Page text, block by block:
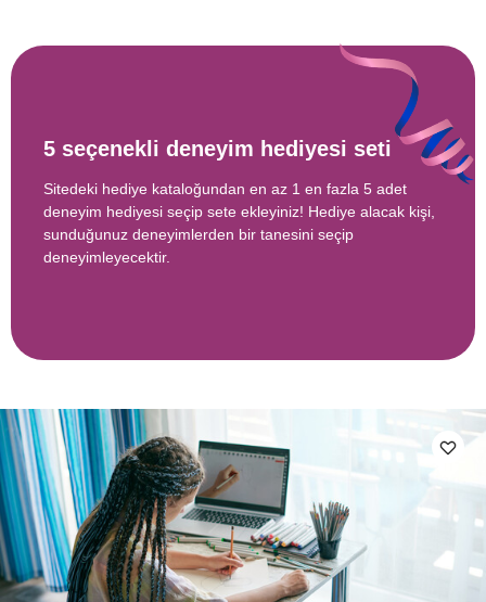
5 seçenekli deneyim hediyesi seti
Sitedeki hediye kataloğundan en az 1 en fazla 5 adet
deneyim hediyesi seçip sete ekleyiniz! Hediye alacak kişi,
sunduğunuz deneyimlerden bir tanesini seçip
deneyimleyecektir.